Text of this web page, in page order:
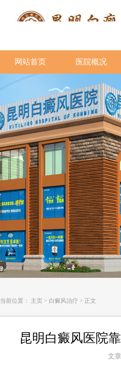
网站首页 医院概况
当前位置： 主页 > 白癜风治疗 > 正文
昆明白癜风医院
文